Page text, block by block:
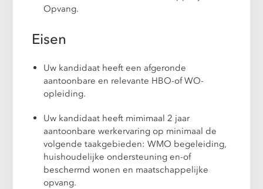
Opvang.
Eisen
Uw kandidaat heeft een afgeronde
aantoonbare en relevante HBO-of WO-
opleiding.
Uw kandidaat heeft mimimaal 2 jaar
aantoonbare werkervaring op minimaal de
volgende taakgebieden: WMO begeleiding,
huishoudelijke ondersteuning en-of
beschermd wonen en maatschappelijke
opvang.